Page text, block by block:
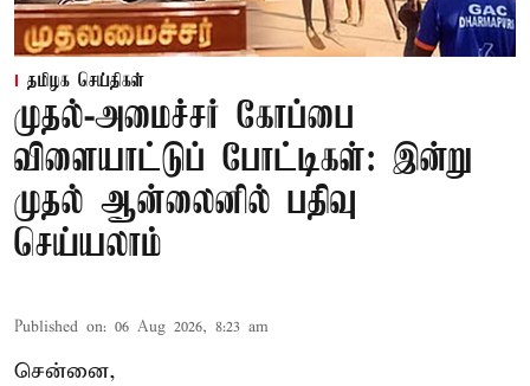
தமிழக செய்திகள்
முதல்-அமைச்சர் கோப்பை
விளையாட்டுப் போட்டிகள்: இன்று
முதல் ஆன்லைனில் பதிவு
செய்யலாம்
Published on: 06 Aug 2026, 8:23 am
சென்னை,